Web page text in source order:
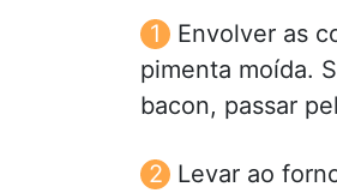
Envolver as
pimenta moída.
bacon, passar
Levar ao